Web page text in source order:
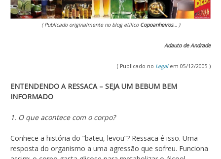
( Publicado originalmente no blog etílico Copoanheiros… )
Adauto de Andrade
( Publicado no Legalem 05/12/2005 )
ENTENDENDO A RESSACA – SEJA UM BEBUM BEM
INFORMADO
1. O que acontece com o corpo?
Conhece a história do “bateu, levou”? Ressaca é isso. Uma
resposta do organismo a uma agressão que sofreu. Funciona